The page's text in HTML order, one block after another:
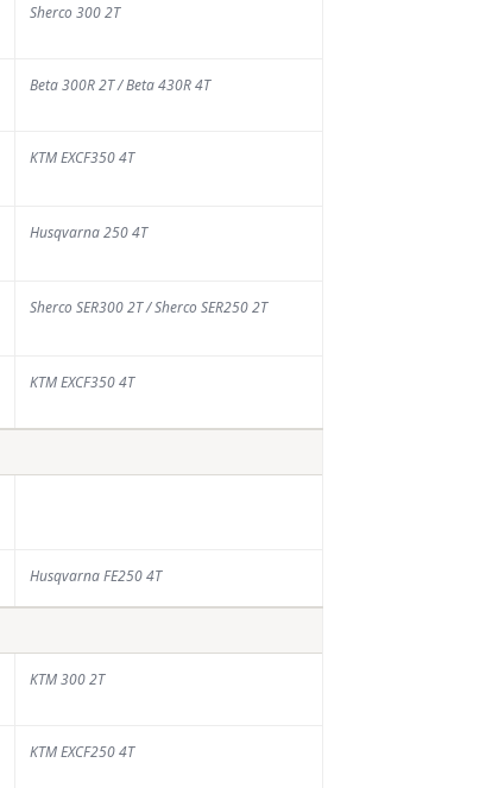
Sherco 300 2T
Beta 300R 2T / Beta 430R 4T
KTM EXCF350 4T
Husqvarna 250 4T
Sherco SER300 2T / Sherco SER250 2T
KTM EXCF350 4T
Husqvarna FE250 4T
KTM 300 2T
KTM EXCF250 4T